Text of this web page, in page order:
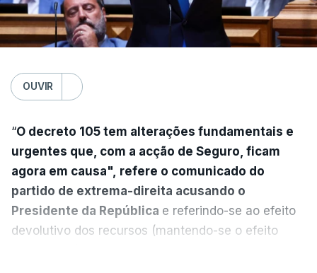
OUVIR
“O decreto 105 tem alterações fundamentais e
urgentes que, com a acção de Seguro, ficam
agora em causa", refere o comunicado do
partido de extrema-direita acusando o
Presidente da República e referindo-se ao efeito
devolutivo dos recursos (mantendo-se o efeito